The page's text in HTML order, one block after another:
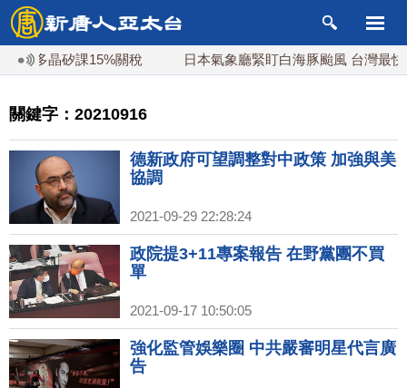
晶矽課15%關稅 日本氣象廳緊盯白海豚颱風 台灣最快下午
關鍵字：20210916
德新政府可望調整對中政策 加強與美
協調
2021-09-29 22:28:24
政院提3+11專案報告 在野黨團不買
單
2021-09-17 10:50:05
強化監管娛樂圈 中共嚴審明星代言廣
告